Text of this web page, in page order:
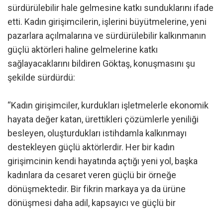
sürdürülebilir hale gelmesine katkı sunduklarını ifade
etti. Kadın girişimcilerin, işlerini büyütmelerine, yeni
pazarlara açılmalarına ve sürdürülebilir kalkınmanın
güçlü aktörleri haline gelmelerine katkı
sağlayacaklarını bildiren Göktaş, konuşmasını şu
şekilde sürdürdü:
“Kadın girişimciler, kurdukları işletmelerle ekonomik
hayata değer katan, ürettikleri çözümlerle yeniliği
besleyen, oluşturdukları istihdamla kalkınmayı
destekleyen güçlü aktörlerdir. Her bir kadın
girişimcinin kendi hayatında açtığı yeni yol, başka
kadınlara da cesaret veren güçlü bir örneğe
dönüşmektedir. Bir fikrin markaya ya da ürüne
dönüşmesi daha adil, kapsayıcı ve güçlü bir